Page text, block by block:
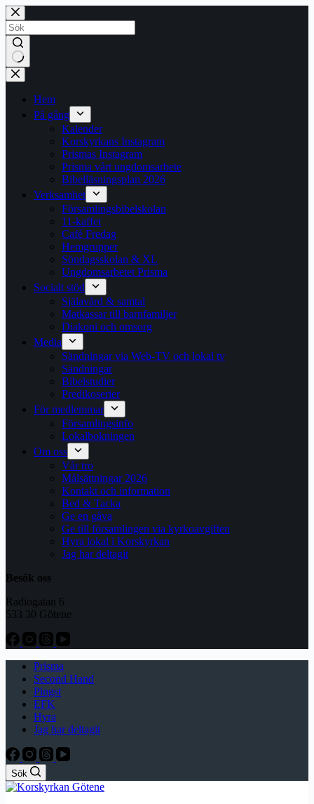
Hoppa
till
innehåll
Inga
resultat
Hem
På gång
Kalender
Korskyrkans Instagram
Prismas Instagram
Prisma vårt ungdomsarbete
Bibelläsningsplan 2026
Verksamhet
Församlingsbibelskolan
11-kaffet
Café Fredag
Hemgrupper
Söndagsskolan & XL
Ungdomsarbetet Prisma
Socialt stöd
Själavård & samtal
Matkassar till barnfamiljer
Diakoni och omsorg
Media
Sändningar via Web-TV och lokal tv
Sändningar
Bibelstudier
Predikoserier
För medlemmar
Församlingsinfo
Lokalbokningen
Om oss
Vår tro
Målsättningar 2026
Kontakt och information
Bed & Tacka
Ge en gåva
Ge till församlingen via kyrkoavgiften
Hyra lokal i Korskyrkan
Jag har deltagit
Besök oss
Radiogatan 6
533 30 Götene
Prisma
Second Hand
Pingst
EFK
Hyra
Jag har deltagit
Sök